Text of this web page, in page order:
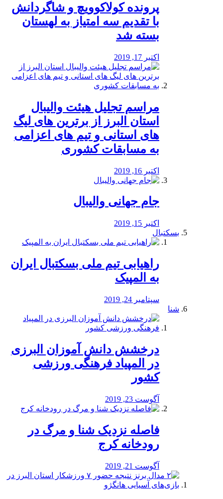
پرونده کولاکوویچ و شاگردانش
با تقدیم سه امتیاز به لهستان
بسته شد
اکتبر 17, 2019
مراسم تجلیل هیئت والیبال
استان البرز از برترین های لیگ
های استانی و تیم های اعزامی
به مسابقات کشوری
اکتبر 16, 2019
جام جهانی والیبال
اکتبر 15, 2019
بسکتبال
راهیابی تیم ملی بسکتبال ایران
به المپیک
سپتامبر 24, 2019
شنا
درخشش دانش آموزان البرزی
در المپیاد فرهنگی ورزشی
کشور
آگوست 23, 2019
️فاصله نزدیک شنا و مرگ در
رودخانه کرج
آگوست 21, 2019